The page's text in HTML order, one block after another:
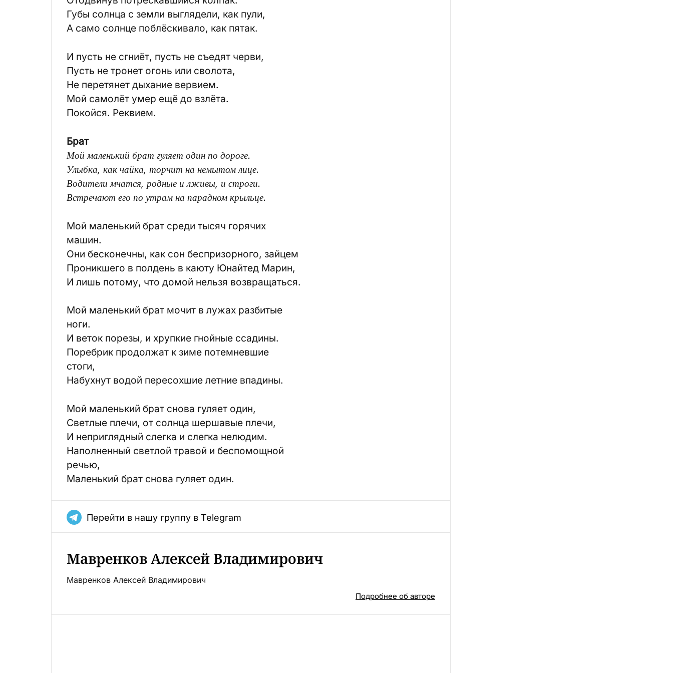
Губы солнца с земли выглядели, как пули,
А само солнце поблёскивало, как пятак.
И пусть не сгниёт, пусть не съедят черви,
Пусть не тронет огонь или сволота,
Не перетянет дыхание вервием.
Мой самолёт умер ещё до взлёта.
Покойся. Реквием.
Брат
Мой маленький брат гуляет один по дороге.
Улыбка, как чайка, торчит на немытом лице.
Водители мчатся, родные и лживы, и строги.
Встречают его по утрам на парадном крыльце.
Мой маленький брат среди тысяч горячих
машин.
Они бесконечны, как сон беспризорного, зайцем
Проникшего в полдень в каюту Юнайтед Марин,
И лишь потому, что домой нельзя возвращаться.
Мой маленький брат мочит в лужах разбитые
ноги.
И веток порезы, и хрупкие гнойные ссадины.
Поребрик продолжат к зиме потемневшие
стоги,
Набухнут водой пересохшие летние впадины.
Мой маленький брат снова гуляет один,
Светлые плечи, от солнца шершавые плечи,
И неприглядный слегка и слегка нелюдим.
Наполненный светлой травой и беспомощной
речью,
Маленький брат снова гуляет один.
Перейти в нашу группу в Telegram
Мавренков Алексей Владимирович
Мавренков Алексей Владимирович
Подробнее об авторе